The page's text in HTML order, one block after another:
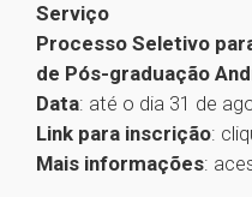
Serviço
Processo Seletivo
de Pós-graduação
Data: até o dia 31 de
Link para inscrição:
Mais informações: